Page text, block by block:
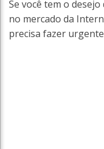
Se você tem o
no mercado da
precisa fazer